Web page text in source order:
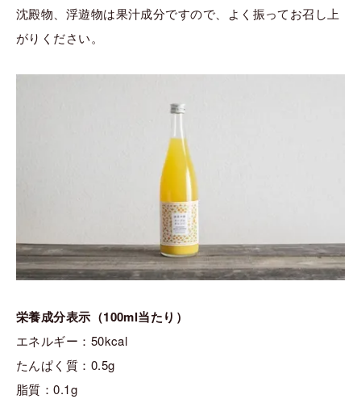
沈殿物、浮遊物は果汁成分ですので、よく振ってお召し上
がりください。
栄養成分表示（100ml当たり）
エネルギー：50kcal
たんぱく質：0.5g
脂質：0.1g